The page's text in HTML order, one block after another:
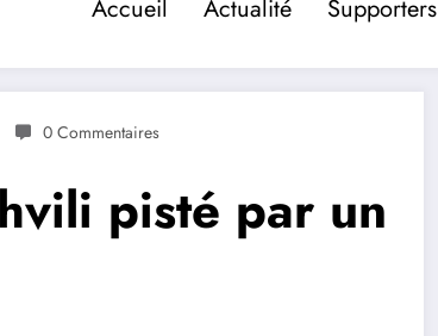
Accueil Actualité Supporters
0 Commentaires
pisté par un